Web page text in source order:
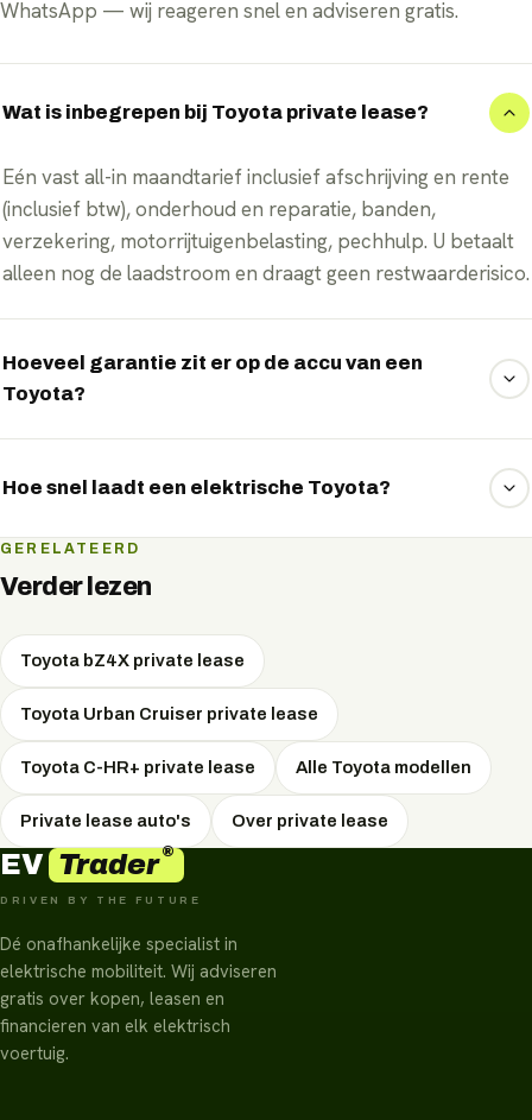
WhatsApp — wij reageren snel en adviseren gratis.
Wat is inbegrepen bij Toyota private lease?
Eén vast all-in maandtarief inclusief afschrijving en rente
(inclusief btw), onderhoud en reparatie, banden,
verzekering, motorrijtuigenbelasting, pechhulp. U betaalt
alleen nog de laadstroom en draagt geen restwaarderisico.
Hoeveel garantie zit er op de accu van een
Toyota?
het accupakket, met behoud van minimaal 70% capaciteit.
accurisico.
Hoe snel laadt een elektrische Toyota?
De snelste Toyota-modellen laden aan een snellader met
pieken tot 150 kW DC, goed om onderweg in korte tijd
met wisselstroom.
GERELATEERD
Verder lezen
Toyota bZ4X private lease
Toyota Urban Cruiser private lease
Toyota C-HR+ private lease Alle Toyota modellen
Private lease auto's Over private lease
EV Trader®
DRIVEN BY THE FUTURE
Dé onafhankelijke specialist in
elektrische mobiliteit. Wij adviseren
gratis over kopen, leasen en
financieren van elk elektrisch
voertuig.